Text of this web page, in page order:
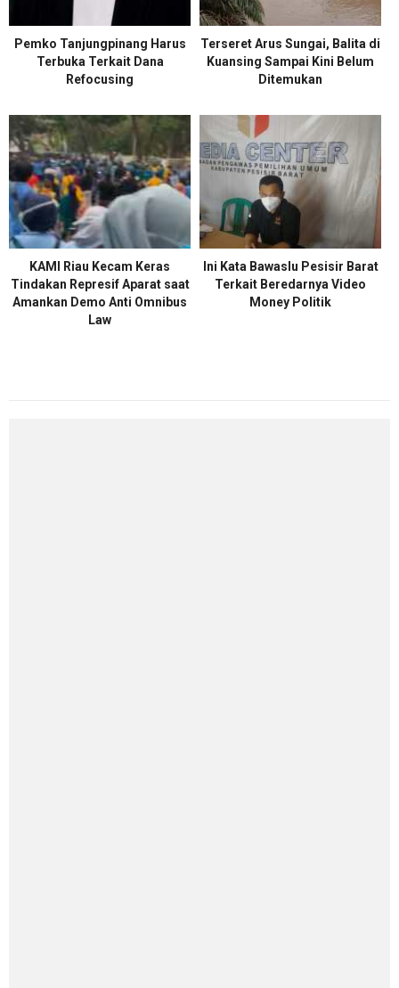
Pemko Tanjungpinang Harus
Terbuka Terkait Dana
Refocusing
Terseret Arus Sungai, Balita di
Kuansing Sampai Kini Belum
Ditemukan
KAMI Riau Kecam Keras
Tindakan Represif Aparat saat
Amankan Demo Anti Omnibus
Law
Ini Kata Bawaslu Pesisir Barat
Terkait Beredarnya Video
Money Politik